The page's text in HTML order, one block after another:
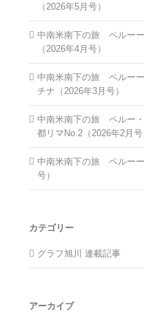
（2026年5月号）
中南米南下の旅 ペルー
（2026年4月号）
中南米南下の旅 ペルー
チナ（2026年3月号）
中南米南下の旅 ペルー
都リマNo.2（2026年2月号
中南米南下の旅 ペルーー
号）
カテゴリー
グラフ旭川 連載記事
アーカイブ